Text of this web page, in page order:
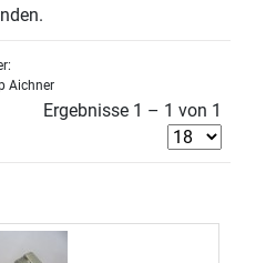
Aichner
Ergebnisse 1 – 1 von 1